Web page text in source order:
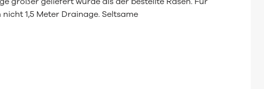
1,5 Meter Drainage. Seltsame